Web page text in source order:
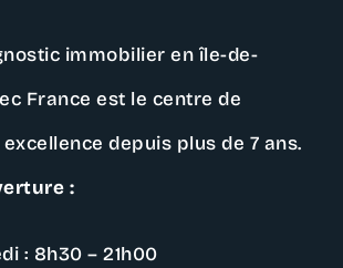
immobilier en île-de-
France est le centre de
depuis plus de 7 ans.
:
: 8h30 – 21h00